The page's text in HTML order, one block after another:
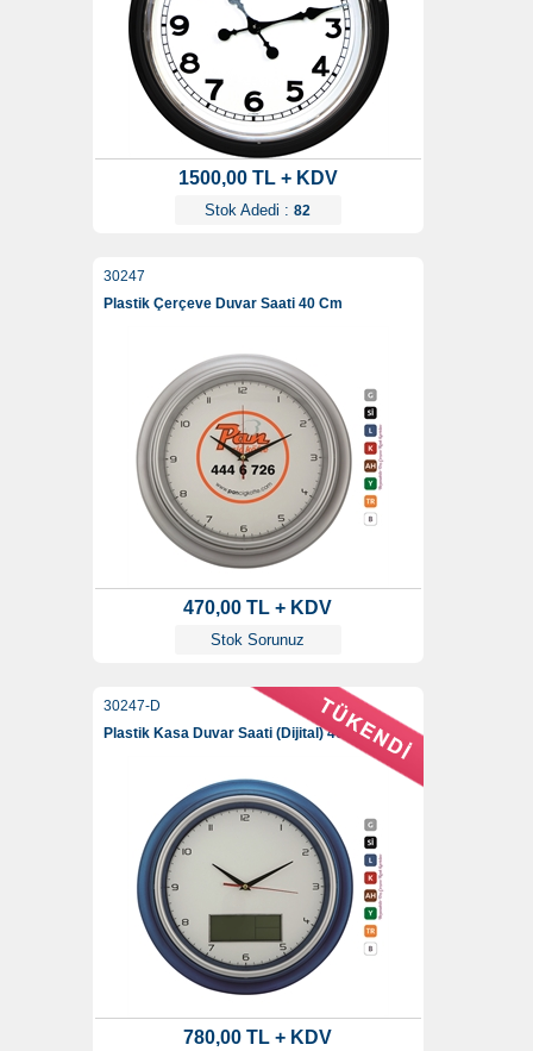
1500,00 TL + KDV
Stok Adedi : 82
30247
Plastik Çerçeve Duvar Saati 40 Cm
470,00 TL + KDV
Stok Sorunuz
30247-D
Plastik Kasa Duvar Saati (Dijital) 40 Cm
780,00 TL + KDV